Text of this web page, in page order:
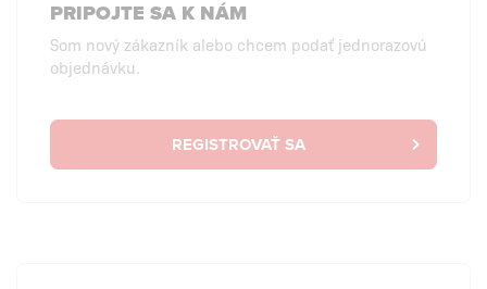
PRIPOJTE SA K NÁM
Som nový zákazník alebo chcem podať jednorazovú
objednávku.
REGISTROVAŤ SA